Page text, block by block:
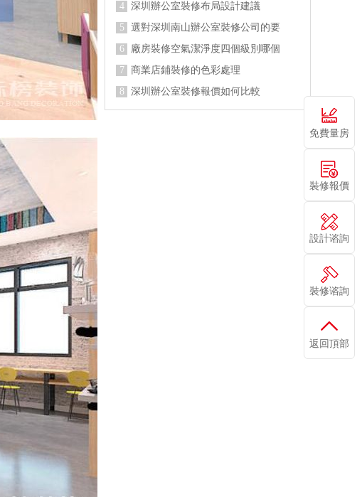
4
深圳辦公室裝修布局設計建議
5
選對深圳南山辦公室裝修公司的要
6
廠房裝修空氣潔淨度四個級別哪個
7
商業店鋪裝修的色彩處理
8
深圳辦公室裝修報價如何比較
免費量房
裝修報價
設計谘詢
裝修谘詢
返回頂部